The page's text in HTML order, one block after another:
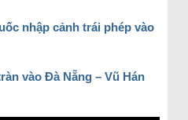
nhập cảnh trái phép vào
vào Đà Nẵng – Vũ Hán